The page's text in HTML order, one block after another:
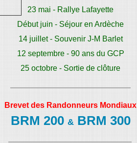
23 mai - Rallye Lafayette
Début juin - Séjour en Ardèche
14 juillet - Souvenir J-M Barlet
12 septembre - 90 ans du GCP
25 octobre - Sortie de clôture
Brevet des Randonneurs Mondiaux
BRM 200 &BRM 300